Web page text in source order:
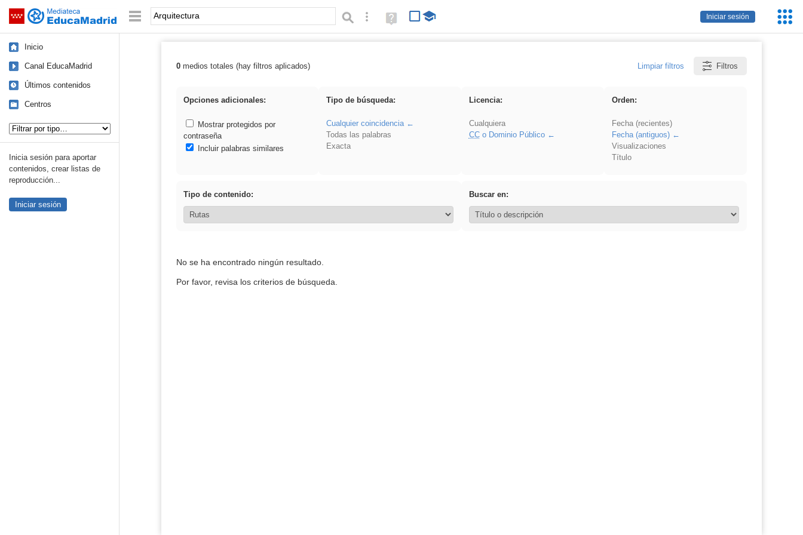
Saltar navegación
Iniciar sesión
Palabra o frase: Búsqueda avanzada
Ayuda
(en
Inicio
Canal EducaMadrid
Últimos contenidos
Centros
Inicia sesión para aportar
contenidos, crear listas de
reproducción...
Iniciar sesión
Resultados de: Arquitectura
0medios totales (hay filtros aplicados) Limpiar filtros Filtros
Opciones adicionales:
Mostrar protegidos por
contraseña
Incluir palabras similares
Tipo de búsqueda:
Cualquier coincidencia
Todas las palabras
Exacta
Licencia:
Cualquiera
CCo Dominio Público
Orden:
Fecha (recientes)
Fecha (antiguos)
Visualizaciones
Título
Tipo de contenido: Buscar en:
No se ha encontrado ningún resultado.
Por favor, revisa los criterios de búsqueda.